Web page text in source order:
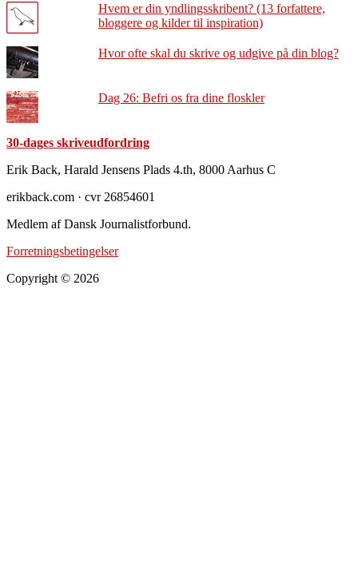
Hvem er din yndlingsskribent? (13 forfattere,
bloggere og kilder til inspiration)
Hvor ofte skal du skrive og udgive på din blog?
Dag 26: Befri os fra dine floskler
30-dages skriveudfordring
Footer
Erik Back, Harald Jensens Plads 4.th, 8000 Aarhus C
erikback.com · cvr 26854601
Medlem af Dansk Journalistforbund.
Forretningsbetingelser
Copyright © 2026